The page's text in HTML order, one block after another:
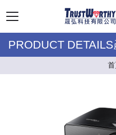
PRODUCT